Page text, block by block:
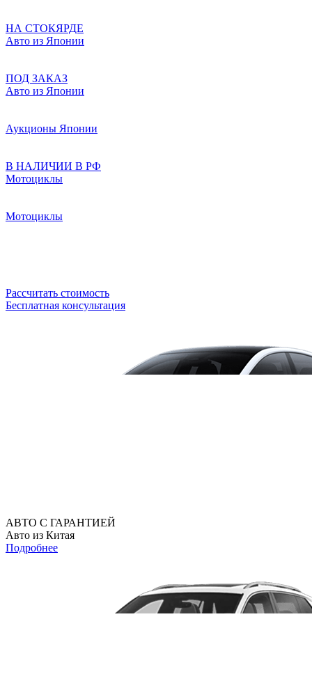
НА СТОКЯРДЕ
Авто из Японии
ПОД ЗАКАЗ
Авто из Японии
Аукционы Японии
В НАЛИЧИИ В РФ
Мотоциклы
Мотоциклы
Рассчитать стоимость
Бесплатная консультация
АВТО С ГАРАНТИЕЙ
Авто из Китая
Подробнее